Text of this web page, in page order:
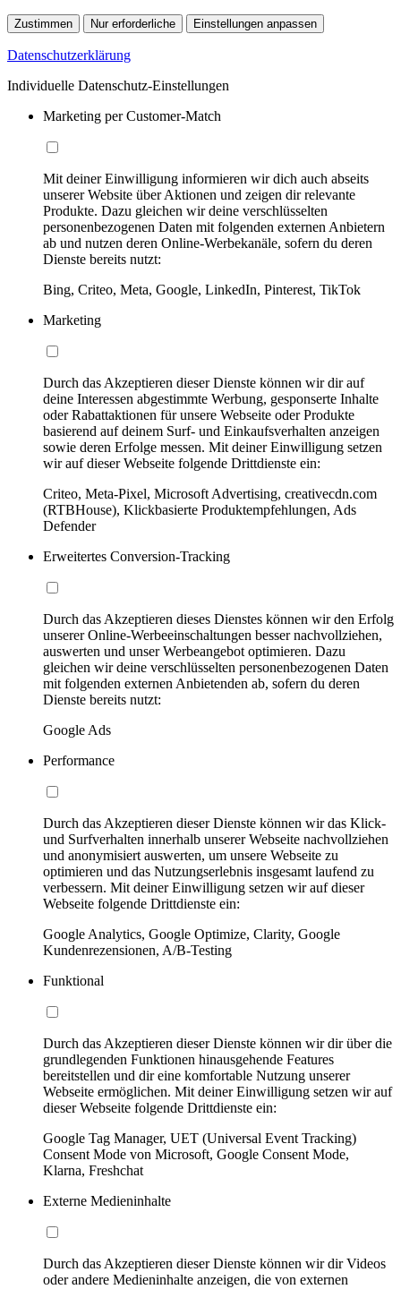
Zustimmen Nur erforderliche Einstellungen anpassen
Datenschutzerklärung
Individuelle Datenschutz-Einstellungen
Marketing per Customer-Match
Mit deiner Einwilligung informieren wir dich auch abseits
unserer Website über Aktionen und zeigen dir relevante
Produkte. Dazu gleichen wir deine verschlüsselten
personenbezogenen Daten mit folgenden externen Anbietern
ab und nutzen deren Online-Werbekanäle, sofern du deren
Dienste bereits nutzt:
Bing, Criteo, Meta, Google, LinkedIn, Pinterest, TikTok
Marketing
Durch das Akzeptieren dieser Dienste können wir dir auf
deine Interessen abgestimmte Werbung, gesponserte Inhalte
oder Rabattaktionen für unsere Webseite oder Produkte
basierend auf deinem Surf- und Einkaufsverhalten anzeigen
sowie deren Erfolge messen. Mit deiner Einwilligung setzen
wir auf dieser Webseite folgende Drittdienste ein:
Criteo, Meta-Pixel, Microsoft Advertising, creativecdn.com
(RTBHouse), Klickbasierte Produktempfehlungen, Ads
Defender
Erweitertes Conversion-Tracking
Durch das Akzeptieren dieses Dienstes können wir den Erfolg
unserer Online-Werbeeinschaltungen besser nachvollziehen,
auswerten und unser Werbeangebot optimieren. Dazu
gleichen wir deine verschlüsselten personenbezogenen Daten
mit folgenden externen Anbietenden ab, sofern du deren
Dienste bereits nutzt:
Google Ads
Performance
Durch das Akzeptieren dieser Dienste können wir das Klick-
und Surfverhalten innerhalb unserer Webseite nachvollziehen
und anonymisiert auswerten, um unsere Webseite zu
optimieren und das Nutzungserlebnis insgesamt laufend zu
verbessern. Mit deiner Einwilligung setzen wir auf dieser
Webseite folgende Drittdienste ein:
Google Analytics, Google Optimize, Clarity, Google
Kundenrezensionen, A/B-Testing
Funktional
Durch das Akzeptieren dieser Dienste können wir dir über die
grundlegenden Funktionen hinausgehende Features
bereitstellen und dir eine komfortable Nutzung unserer
Webseite ermöglichen. Mit deiner Einwilligung setzen wir auf
dieser Webseite folgende Drittdienste ein:
Google Tag Manager, UET (Universal Event Tracking)
Consent Mode von Microsoft, Google Consent Mode,
Klarna, Freshchat
Externe Medieninhalte
Durch das Akzeptieren dieser Dienste können wir dir Videos
oder andere Medieninhalte anzeigen, die von externen